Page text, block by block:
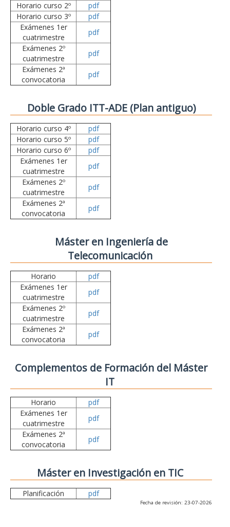
Horario curso 2º
pdf
Horario curso 3º
pdf
Exámenes 1er
cuatrimestre
pdf
Exámenes 2º
cuatrimestre
pdf
Exámenes 2ª
convocatoria
pdf
Doble Grado ITT-ADE (Plan antiguo)
Horario curso 4º
pdf
Horario curso 5º
pdf
Horario curso 6º
pdf
Exámenes 1er
cuatrimestre
pdf
Exámenes 2º
cuatrimestre
pdf
Exámenes 2ª
convocatoria
pdf
Máster en Ingeniería de
Telecomunicación
Horario
pdf
Exámenes 1er
cuatrimestre
pdf
Exámenes 2º
cuatrimestre
pdf
Exámenes 2ª
convocatoria
pdf
Complementos de Formación del Máster
IT
Horario
pdf
Exámenes 1er
cuatrimestre
pdf
Exámenes 2ª
convocatoria
pdf
Máster en Investigación en TIC
Planificación pdf
Fecha de revisión: 23-07-2026